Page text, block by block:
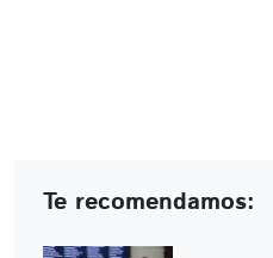
Te recomendamos: